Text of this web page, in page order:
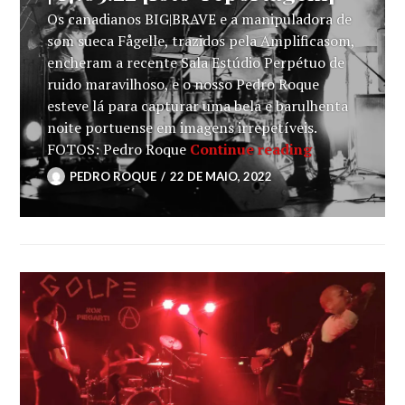
Os canadianos BIG|BRAVE e a manipuladora de
som sueca Fågelle, trazidos pela Amplificasom,
encheram a recente Sala Estúdio Perpétuo de
ruido maravilhoso, e o nosso Pedro Roque
esteve lá para capturar uma bela e barulhenta
noite portuense em imagens irrepetíveis.
FOTOS: Pedro Roque Continue readingBIG|BRAVE
PEDRO ROQUE 22 DE MAIO, 2022